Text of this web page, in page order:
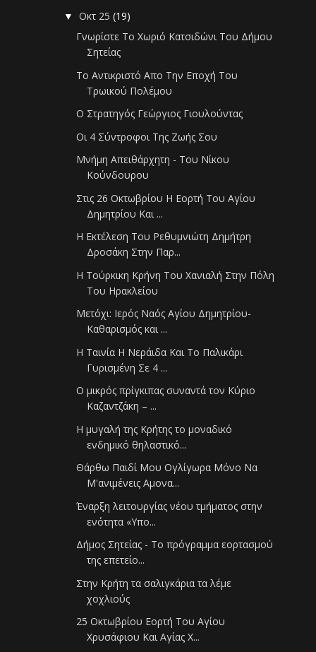
▼Οκτ 25(19)
Γνωρίστε Το Χωριό Κατσιδώνι Του Δήμου
Σητείας
Το Αντικριστό Απο Την Εποχή Του
Τρωικού Πολέμου
Ο Στρατηγός Γεώργιος Γιουλούντας
Οι 4 Σύντροφοι Της Ζωής Σου
Μνήμη Απειθάρχητη - Του Νίκου
Κούνδουρου
Στις 26 Οκτωβρίου Η Εορτή Του Αγίου
Δημητρίου Και ...
Η Εκτέλεση Του Ρεθυμνιώτη Δημήτρη
Δροσάκη Στην Παρ...
Η Τούρκικη Κρήνη Του Χανιαλή Στην Πόλη
Του Ηρακλείου
Μετόχι: Ιερός Ναός Αγίου Δημητρίου-
Καθαρισμός και ...
Η Ταινία Η Νεράιδα Και Το Παλικάρι
Γυρισμένη Σε 4 ...
Ο μικρός πρίγκιπας συναντά τον Κύριο
Καζαντζάκη – ...
Η μυγαλή της Κρήτης το μοναδικό
ενδημικό θηλαστικό...
Θάρθω Παιδί Μου Ογλίγωρα Μόνο Να
Μ'ανιμένεις Αμονα...
Έναρξη λειτουργίας νέου τμήματος στην
ενότητα «Υπο...
Δήμος Σητείας - Το πρόγραμμα εορτασμού
της επετείο...
Στην Κρήτη τα σαλιγκάρια τα λέμε
χοχλιούς
25 Οκτωβρίου Εορτή Του Αγίου
Χρυσάφιου Και Αγίας Χ...